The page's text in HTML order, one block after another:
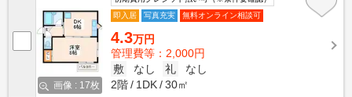
画像 : 17枚
即入居
写真充実 無料オンライン相談可
4.3万円
管理費等：2,000円
敷
なし 礼
なし
2階
1DK 30㎡